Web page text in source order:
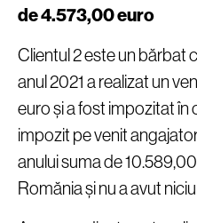
de 4.573,00 euro
Clientul 2 este un bărbat
anul 2021 a realizat un
euro și a fost impozitat în
impozit pe venit
anului suma de
Romănia și nu a avut